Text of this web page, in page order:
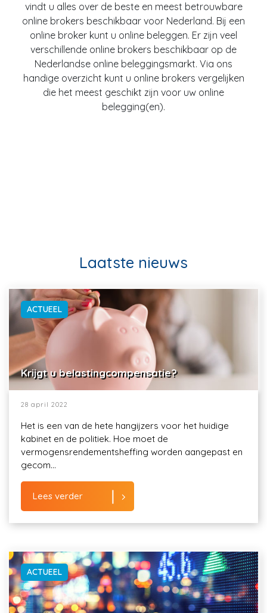
vindt u alles over de beste en meest betrouwbare
online brokers beschikbaar voor Nederland. Bij een
online broker kunt u online beleggen. Er zijn veel
verschillende online brokers beschikbaar op de
Nederlandse online beleggingsmarkt. Via ons
handige overzicht kunt u online brokers vergelijken
die het meest geschikt zijn voor uw online
belegging(en).
Laatste nieuws
ACTUEEL
Krijgt u belastingcompensatie?
28 april 2022
Het is een van de hete hangijzers voor het huidige
kabinet en de politiek. Hoe moet de
vermogensrendementsheffing worden aangepast en
gecom...
Lees verder
ACTUEEL